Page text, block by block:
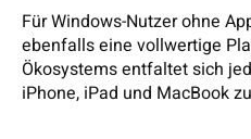
Für Windows-Nutzer ohne
ebenfalls eine vollwertige
Ökosystems entfaltet sich
iPhone, iPad und MacBook